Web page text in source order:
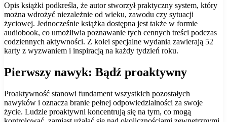
Opis książki podkreśla, że autor stworzył praktyczny system, który
można wdrożyć niezależnie od wieku, zawodu czy sytuacji
życiowej. Jednocześnie książka dostępna jest także w formie
audiobook, co umożliwia poznawanie tych cennych treści podczas
codziennych aktywności. Z kolei specjalne wydania zawierają 52
karty z wyzwaniem i inspiracją na każdy tydzień roku.
Pierwszy nawyk: Bądź proaktywny
Proaktywność stanowi fundament wszystkich pozostałych
nawyków i oznacza branie pełnej odpowiedzialności za swoje
życie. Ludzie proaktywni koncentrują się na tym, co mogą